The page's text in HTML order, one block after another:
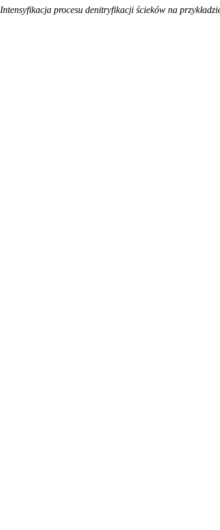
Intensyfikacja procesu denitryfikacji ścieków na